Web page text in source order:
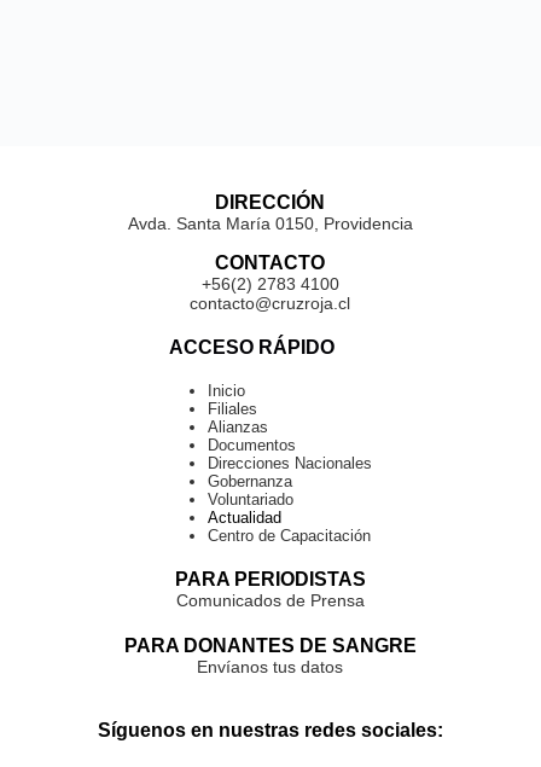
DIRECCIÓN
Avda. Santa María 0150, Providencia
CONTACTO
+56(2) 2783 4100
contacto@cruzroja.cl
ACCESO RÁPIDO
Inicio
Filiales
Alianzas
Documentos
Direcciones Nacionales
Gobernanza
Voluntariado
Actualidad
Centro de Capacitación
PARA PERIODISTAS
Comunicados de Prensa
PARA DONANTES DE SANGRE
Envíanos tus datos
Síguenos en nuestras redes sociales: